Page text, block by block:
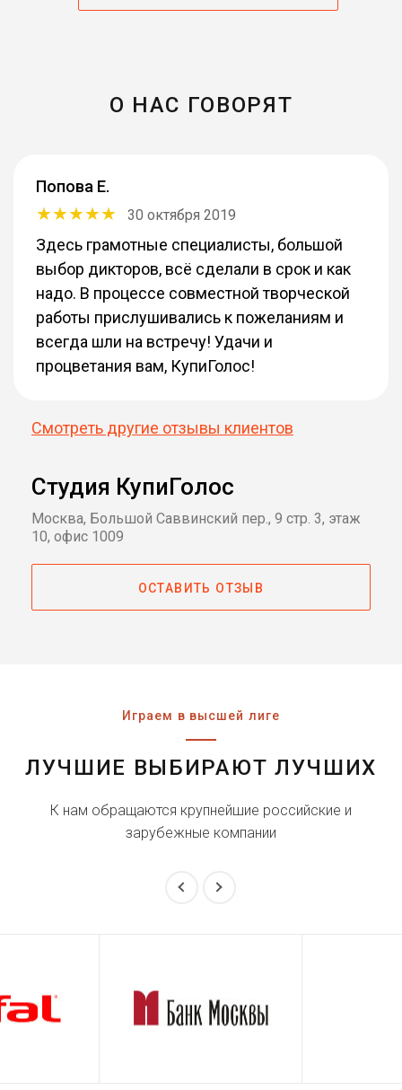
О НАС ГОВОРЯТ
Попова Е.
30 октября 2019
Здесь грамотные специалисты, большой
выбор дикторов, всё сделали в срок и как
надо. В процессе совместной творческой
работы прислушивались к пожеланиям и
всегда шли на встречу! Удачи и
процветания вам, КупиГолос!
Смотреть другие отзывы клиентов
Студия КупиГолос
Москва, Большой Саввинский пер., 9 стр. 3, этаж
10, офис 1009
ОСТАВИТЬ ОТЗЫВ
Играем в высшей лиге
ЛУЧШИЕ ВЫБИРАЮТ ЛУЧШИХ
К нам обращаются крупнейшие российские и
зарубежные компании